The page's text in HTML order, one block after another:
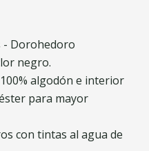
- Dorohedoro
negro.
algodón e interior
para mayor
con tintas al agua de